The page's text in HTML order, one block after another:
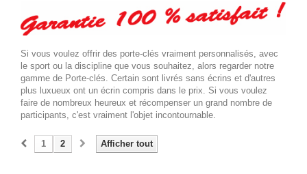
Si vous voulez offrir des porte-clés vraiment personnalisés, avec
le sport ou la discipline que vous souhaitez, alors regarder notre
gamme de Porte-clés. Certain sont livrés sans écrins et d'autres
plus luxueux ont un écrin compris dans le prix. Si vous voulez
faire de nombreux heureux et récompenser un grand nombre de
participants, c'est vraiment l'objet incontournable.
Afficher tout
1 2